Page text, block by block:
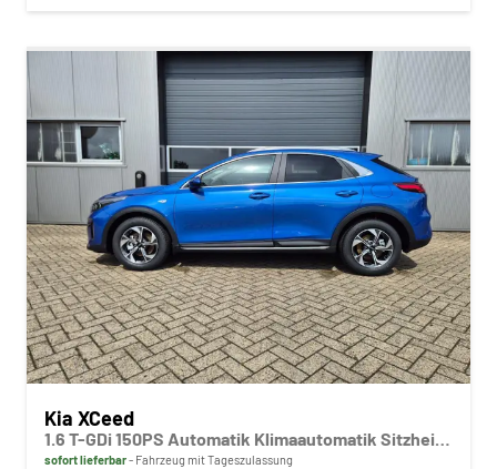
Kia XCeed
1.6 T-GDi 150PS Automatik Klimaautomatik Sitzheizung Lenkradheizung Navi PDC Rückf.Kamera abged.Scheiben Apple CarPlay Android Auto
sofort lieferbar Fahrzeug mit Tageszulassung